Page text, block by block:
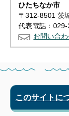
ひたちなか市
〒312-8501 茨
代表電話：
お問い合
このサイトに